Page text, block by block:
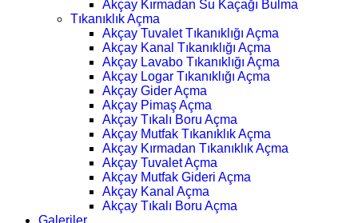
Akçay Kırmadan Su Kaçağı Bulma
Tıkanıklık Açma
Akçay Tuvalet Tıkanıklığı Açma
Akçay Kanal Tıkanıklığı Açma
Akçay Lavabo Tıkanıklığı Açma
Akçay Logar Tıkanıklığı Açma
Akçay Gider Açma
Akçay Pimaş Açma
Akçay Tıkalı Boru Açma
Akçay Mutfak Tıkanıklık Açma
Akçay Kırmadan Tıkanıklık Açma
Akçay Tuvalet Açma
Akçay Mutfak Gideri Açma
Akçay Kanal Açma
Akçay Tıkalı Boru Açma
Galeriler